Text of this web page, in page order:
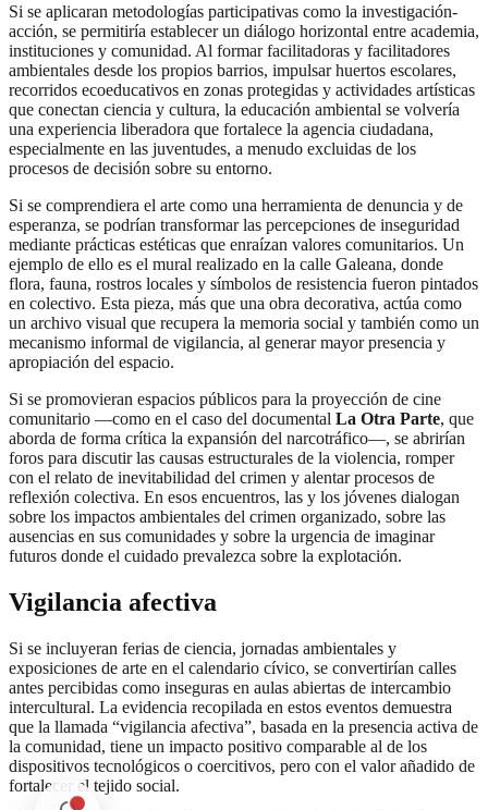
Si se aplicaran metodologías participativas como la investigación-
acción, se permitiría establecer un diálogo horizontal entre academia,
instituciones y comunidad. Al formar facilitadoras y facilitadores
ambientales desde los propios barrios, impulsar huertos escolares,
recorridos ecoeducativos en zonas protegidas y actividades artísticas
que conectan ciencia y cultura, la educación ambiental se volvería
una experiencia liberadora que fortalece la agencia ciudadana,
especialmente en las juventudes, a menudo excluidas de los
procesos de decisión sobre su entorno.
Si se comprendiera el arte como una herramienta de denuncia y de
esperanza, se podrían transformar las percepciones de inseguridad
mediante prácticas estéticas que enraízan valores comunitarios. Un
ejemplo de ello es el mural realizado en la calle Galeana, donde
flora, fauna, rostros locales y símbolos de resistencia fueron pintados
en colectivo. Esta pieza, más que una obra decorativa, actúa como
un archivo visual que recupera la memoria social y también como un
mecanismo informal de vigilancia, al generar mayor presencia y
apropiación del espacio.
Si se promovieran espacios públicos para la proyección de cine
comunitario —como en el caso del documental La Otra Parte, que
aborda de forma crítica la expansión del narcotráfico—, se abrirían
foros para discutir las causas estructurales de la violencia, romper
con el relato de inevitabilidad del crimen y alentar procesos de
reflexión colectiva. En esos encuentros, las y los jóvenes dialogan
sobre los impactos ambientales del crimen organizado, sobre las
ausencias en sus comunidades y sobre la urgencia de imaginar
futuros donde el cuidado prevalezca sobre la explotación.
Vigilancia afectiva
Si se incluyeran ferias de ciencia, jornadas ambientales y
exposiciones de arte en el calendario cívico, se convertirían calles
antes percibidas como inseguras en aulas abiertas de intercambio
intercultural. La evidencia recopilada en estos eventos demuestra
que la llamada “vigilancia afectiva”, basada en la presencia activa de
la comunidad, tiene un impacto positivo comparable al de los
dispositivos tecnológicos o coercitivos, pero con el valor añadido de
fortalecer el tejido social.